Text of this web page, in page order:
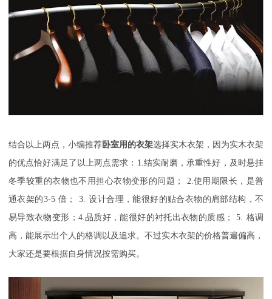
结合以上两点，小编推荐卧室用的衣架选择实木衣架，因为实木衣架
的优点恰好满足了以上两点需求：1.结实耐磨，承重性好，及时悬挂
冬季较重的衣物也不用担心衣物变形的问题；
2.使用期限长，是普
通衣架的3-5 倍； 3. 设计合理，能很好的贴合衣物的肩部结构，不
易导致衣物变形； 4.品质好，能很好的衬托出衣物的质感； 5. 格调
高，能展示出个人的格调以及追求。 不过实木衣架的价格普遍偏高，
大家还是要根据自身情况按需购买。